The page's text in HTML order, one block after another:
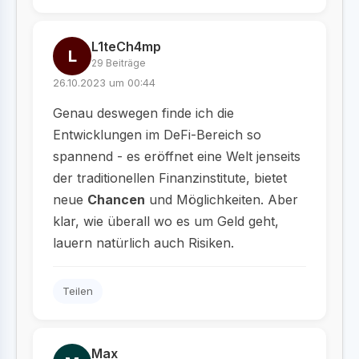
L L1teCh4mp
29 Beiträge
26.10.2023 um 00:44
Genau deswegen finde ich die
Entwicklungen im DeFi-Bereich so
spannend - es eröffnet eine Welt jenseits
der traditionellen Finanzinstitute, bietet
neue Chancen und Möglichkeiten. Aber
klar, wie überall wo es um Geld geht,
lauern natürlich auch Risiken.
Teilen
Max